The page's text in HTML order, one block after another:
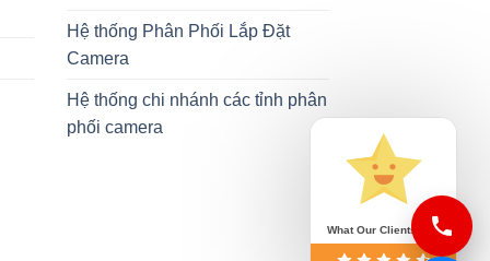
Hệ thống Phân Phối Lắp Đặt
Camera
Hệ thống chi nhánh các tỉnh phân
phối camera
What Our Clients Say